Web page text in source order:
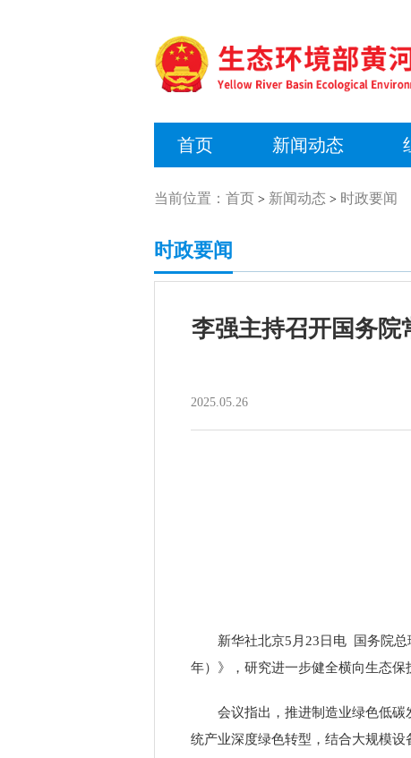
首页 新闻动态
当前位置： 首页 > 新闻动态 > 时政要闻
时政要闻
李强主持召开国务院
2025.05.26
新华社北京5月 23 日电 国务院总
年）》，研究进一步健全横向生态保
会议指出，推进制造业绿色低
统产业深度绿色转型，结合大规模